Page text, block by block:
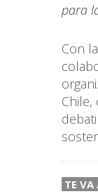
para
Con
TE VA